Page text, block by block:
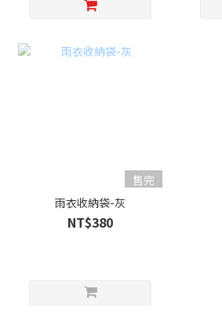
售完
雨衣收納袋-灰
NT$380